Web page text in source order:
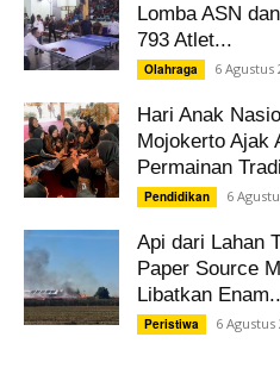
Lomba ASN
793 Atlet...
Olahraga 6 Agustus
Hari Anak
Mojokerto Ajak
Permainan
Pendidikan 6
Api dari Lahan
Paper Source
Libatkan
Peristiwa 6 Agustus